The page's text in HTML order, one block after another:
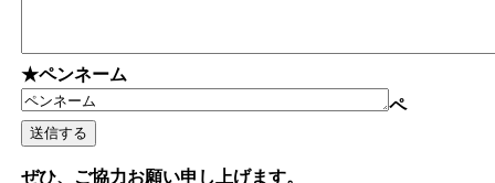
★ペンネーム
ペ
ぜひ、ご協力お願い申し上げます。